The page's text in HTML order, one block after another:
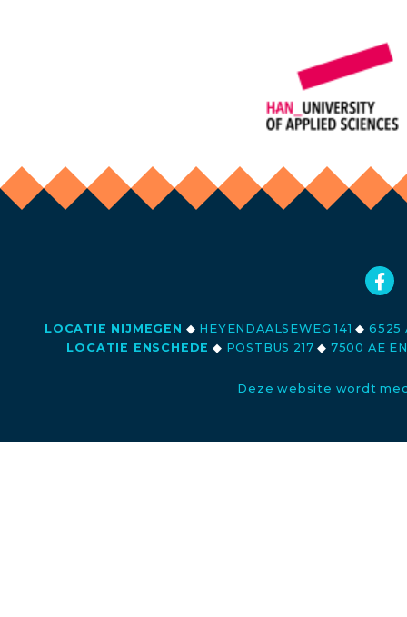
LOCATIE NIJMEGEN ◆ HEYENDAALSEWEG 141◆ 6525
LOCATIE ENSCHEDE ◆ POSTBUS 217◆ 7500 AE
Deze website wordt